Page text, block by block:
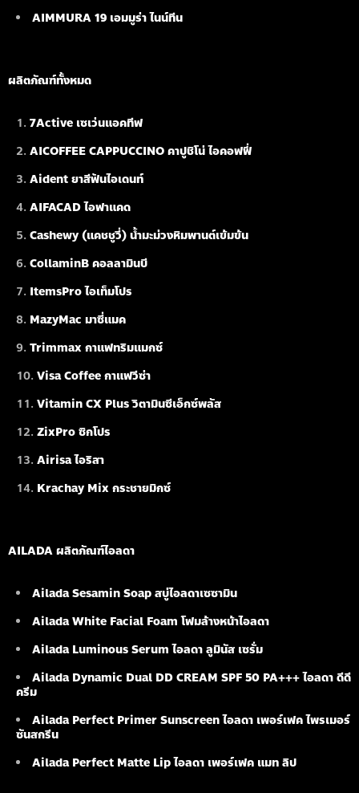
AIMMURA 19 เอมมูร่า ไนน์ทีน
ผลิตภัณฑ์ทั้งหมด
7Active เซเว่นแอคทีฟ
AICOFFEE CAPPUCCINO คาปูชิโน่ ไอคอฟฟี่
Aident ยาสีฟันไอเดนท์
AIFACAD ไอฟาแคด
Cashewy (แคชชูวี่) น้ำมะม่วงหิมพานต์เข้มข้น
CollaminB คอลลามินบี
ItemsPro ไอเท็มโปร
MazyMac มาซี่แมค
Trimmax กาแฟทริมแมกซ์
Visa Coffee กาแฟวีซ่า
Vitamin CX Plus วิตามินซีเอ็กซ์พลัส
ZixPro ซิกโปร
Airisa ไอริสา
Krachay Mix กระชายมิกซ์
AILADA ผลิตภัณฑ์ไอลดา
Ailada Sesamin Soapสบู่ไอลดาเซซามิน
Ailada White Facial Foamโฟมล้างหน้าไอลดา
Ailada Luminous Serumไอลดา ลูมินัส เซรั่ม
Ailada Dynamic Dual DD CREAM SPF 50 PA+++ ไอลดา ดีดี
ครีม
Ailada Perfect Primer Sunscreen ไอลดา เพอร์เฟค ไพรเมอร์
ซันสกรีน
Ailada Perfect Matte Lip ไอลดา เพอร์เฟค แมท ลิป